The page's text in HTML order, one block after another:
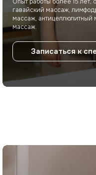
Опыт работы более 15 лет,
гавайский массаж,
массаж, антицеллюлитный
массаж.
Записаться к
Не знаете, что